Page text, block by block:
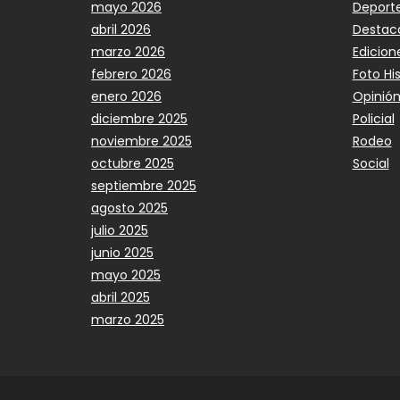
mayo 2026
abril 2026
marzo 2026
febrero 2026
enero 2026
diciembre 2025
noviembre 2025
octubre 2025
septiembre 2025
agosto 2025
julio 2025
junio 2025
mayo 2025
abril 2025
marzo 2025
Foto
Opinión
Policial
Rodeo
Social